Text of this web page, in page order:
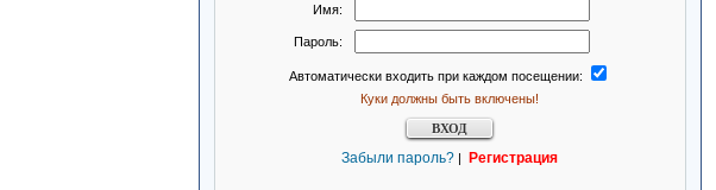
Имя:
Пароль:
Автоматически входить при каждом посещении:
Куки должны быть включены!
Забыли пароль? | Регистрация